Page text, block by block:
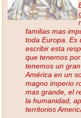
familias mas
toda Europa. Es
escribir esta
que tenemos
tenemos un
América en un
magno imperio
mas grande, el
la humanidad,
territorios